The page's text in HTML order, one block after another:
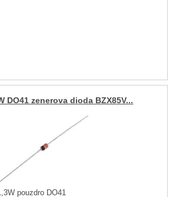
DO41 zenerova dioda BZX85V...
pouzdro DO41